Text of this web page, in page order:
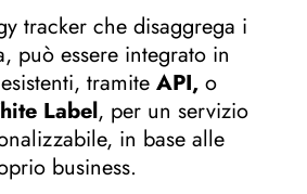
tracker che disaggrega i
può essere integrato in
tramiteAPI, o
Label, per un servizio
in base alle
business.